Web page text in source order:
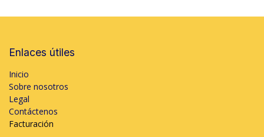
Enlaces útiles
Inicio
Sobre nosotros
Legal
Contáctenos
Facturación